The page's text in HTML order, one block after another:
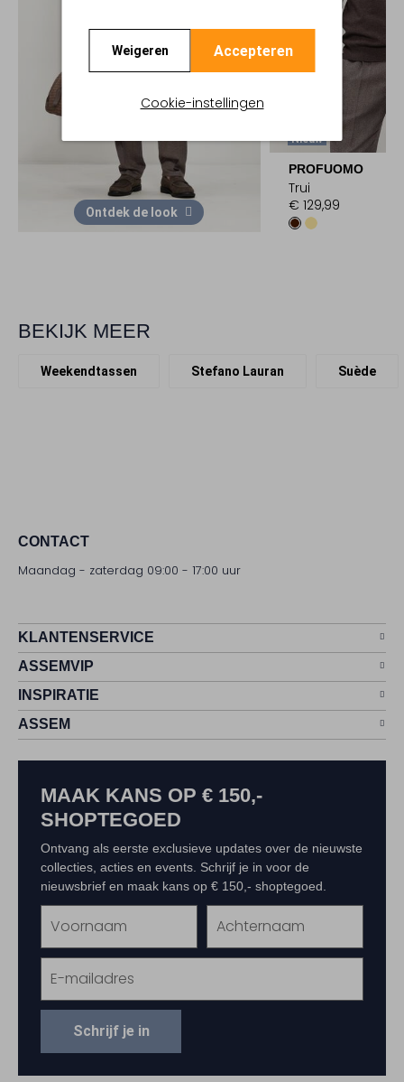
Weigeren Accepteren
Cookie-instellingen
Ontdek de look
Nieuw
PROFUOMO
Trui
€ 129,99
BEKIJK MEER
Weekendtassen Stefano Lauran Suède
CONTACT
Maandag - zaterdag 09:00 - 17:00 uur
KLANTENSERVICE
ASSEMVIP
INSPIRATIE
ASSEM
MAAK KANS OP € 150,-
SHOPTEGOED
Ontvang als eerste exclusieve updates over de nieuwste
collecties, acties en events. Schrijf je in voor de
nieuwsbrief en maak kans op € 150,- shoptegoed.
Schrijf je in